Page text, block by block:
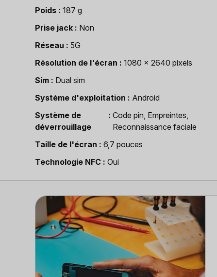
Poids
187 g
Prise jack
Non
Réseau
5G
Résolution de l'écran
1080 x 2640 pixels
Sim
Dual sim
Système d'exploitation
Android
Système de
déverrouillage
Code pin, Empreintes,
Reconnaissance faciale
Taille de l'écran
6,7 pouces
Technologie NFC
Oui